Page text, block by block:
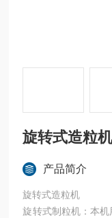
旋转式造粒
产品简介
旋转式造粒机
旋转式制粒机：本机